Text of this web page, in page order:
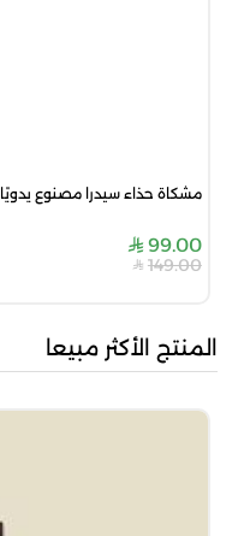
مشكاة حذاء سيدرا مصنوع يدويًا
99.00
149.00
المنتج الأكثر مبيعا